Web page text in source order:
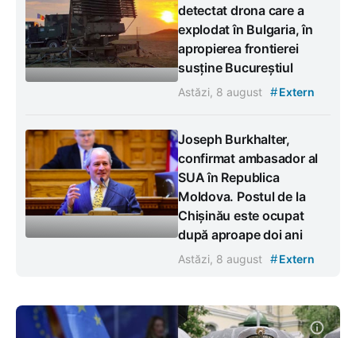
detectat drona care a
explodat în Bulgaria, în
apropierea frontierei
susține Bucureștiul
Astăzi, 8 august #Extern
Joseph Burkhalter,
confirmat ambasador al
SUA în Republica
Moldova. Postul de la
Chișinău este ocupat
după aproape doi ani
Astăzi, 8 august #Extern